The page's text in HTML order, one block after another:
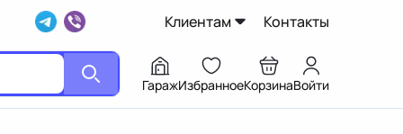
Клиентам Контакты
ГаражИзбранноеКорзинаВойти